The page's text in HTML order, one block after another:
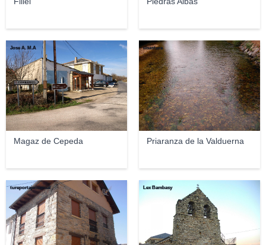
Magaz de Cepeda
Jose A. M.A
Priaranza de la Valduerna
cisastura
tureportajenupcial Lex Bambasy